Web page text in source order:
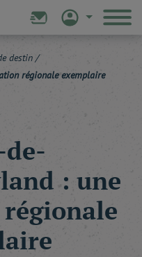
destin /
régionale exemplaire
: une